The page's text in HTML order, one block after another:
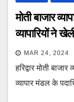
मोती बाजार
व्यापारियों ने
MAR 24, 2024
हरिद्वार मोती
व्यापार मंडल के